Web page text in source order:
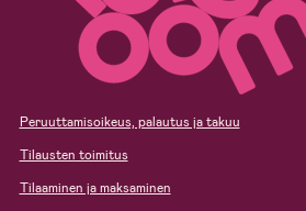
Peruuttamisoikeus, palautus ja takuu
Tilausten toimitus
Tilaaminen ja maksaminen